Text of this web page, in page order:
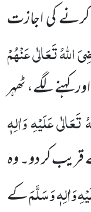
کرنے کی اجازت
اللّٰہُ تَعَالٰی عَنْہُمْ
لگے، ٹھہر
تَعَالٰی عَلَیْہِ وَاٰلِہٖ
کر دو۔ وہ
وَاٰلِہٖ وَسَلَّمَکے